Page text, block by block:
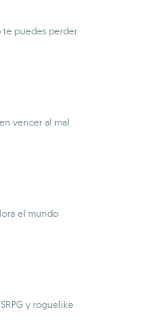
te puedes perder
vencer al mal
el mundo
y roguelike